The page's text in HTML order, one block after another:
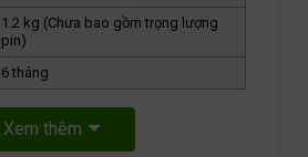
1.2 kg (Chưa bao gồm trọng lượng
pin)
6 tháng
Xem thêm